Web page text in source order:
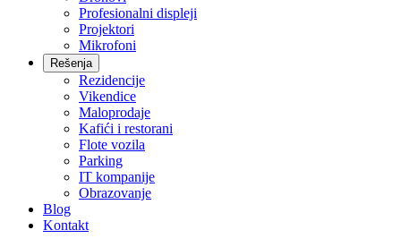
Profesionalni displeji
Projektori
Mikrofoni
Rešenja
Rezidencije
Vikendice
Maloprodaje
Kafići i restorani
Flote vozila
Parking
IT kompanije
Obrazovanje
Blog
Kontakt